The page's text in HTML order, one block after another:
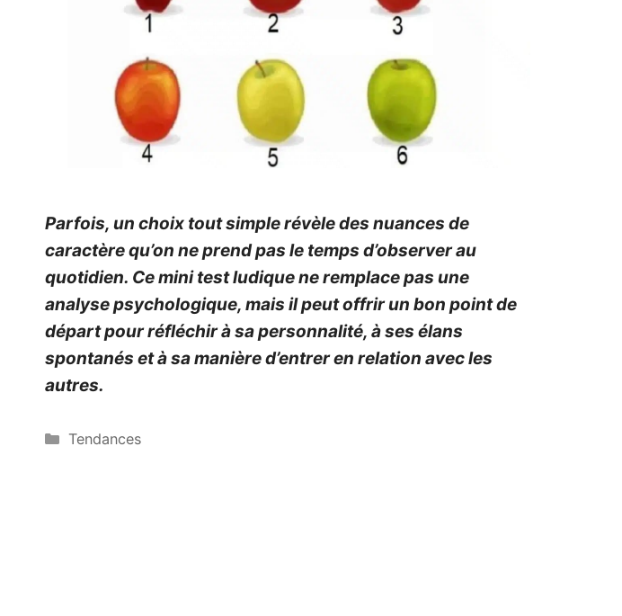
Parfois, un choix tout simple révèle des nuances de
caractère qu’on ne prend pas le temps d’observer au
quotidien. Ce mini test ludique ne remplace pas une
analyse psychologique, mais il peut offrir un bon point de
départ pour réfléchir à sa personnalité, à ses élans
spontanés et à sa manière d’entrer en relation avec les
autres.
Catégories
Tendances